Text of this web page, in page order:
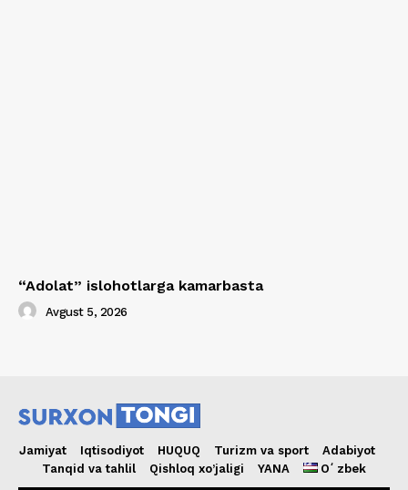
“Adolat” islohotlarga kamarbasta
Avgust 5, 2026
Jamiyat Iqtisodiyot HUQUQ Turizm va sport
Adabiyot
Tanqid va tahlil
Qishloq xo’jaligi YANA Oʻzbek